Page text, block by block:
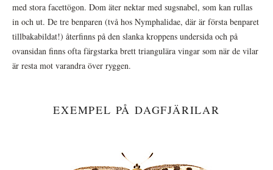
med stora facettögon. Dom äter nektar med sugsnabel, som kan rullas
in och ut. De tre benparen (två hos Nymphalidae, där är första benparet
tillbakabildat!) återfinns på den slanka kroppens undersida och på
ovansidan finns ofta färgstarka brett triangulära vingar som när de vilar
är resta mot varandra över ryggen.
EXEMPEL PÅ DAGFJÄRILAR